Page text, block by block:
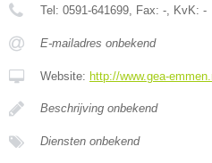
Tel: 0591-641699, Fax: -, KvK: -
E-mailadres onbekend
Website: http://www.gea-
Beschrijving onbekend
Diensten onbekend